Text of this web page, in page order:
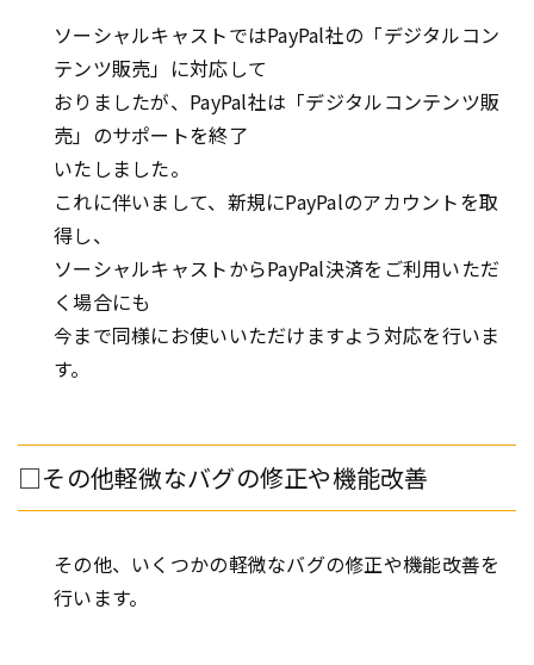
ソーシャルキャストではPayPal社の「デジタルコン
テンツ販売」に対応して
おりましたが、PayPal社は「デジタルコンテンツ販
売」のサポートを終了
いたしました。
これに伴いまして、新規にPayPalのアカウントを取
得し、
ソーシャルキャストからPayPal決済をご利用いただ
く場合にも
今まで同様にお使いいただけますよう対応を行いま
す。
□その他軽微なバグの修正や機能改善
その他、いくつかの軽微なバグの修正や機能改善を
行います。